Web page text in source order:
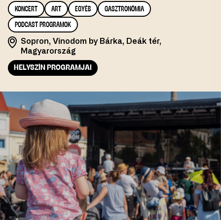
KONCERT ART EGYÉB GASZTRONÓMIA
PODCAST PROGRAMOK
Sopron, Vinodom by Bárka, Deák tér,
Magyarország
HELYSZÍN PROGRAMJAI